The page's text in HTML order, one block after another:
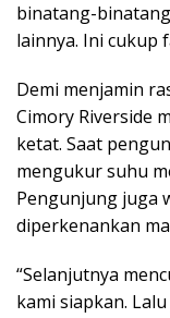
binatang-
lainnya. Ini cukup
Demi menjamin
Cimory Riverside
ketat. Saat
mengukur suhu
Pengunjung juga
diperkenankan
“Selanjutnya
kami siapkan.